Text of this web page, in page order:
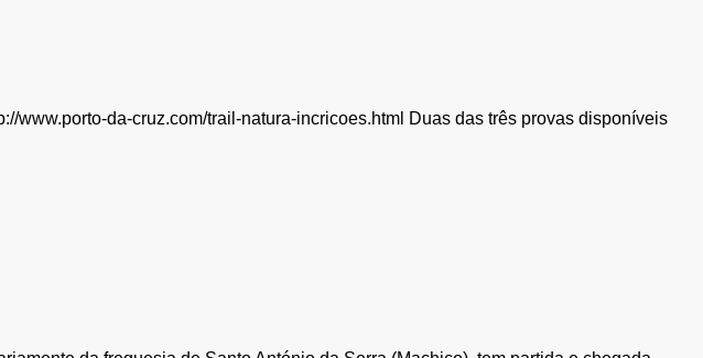
www.porto-da-cruz.com/trail-natura-incricoes.html Duas das três provas disponíveis